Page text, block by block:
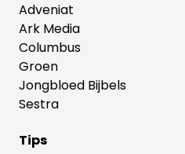
Adveniat
Ark Media
Columbus
Groen
Jongbloed Bijbels
Sestra
Tips